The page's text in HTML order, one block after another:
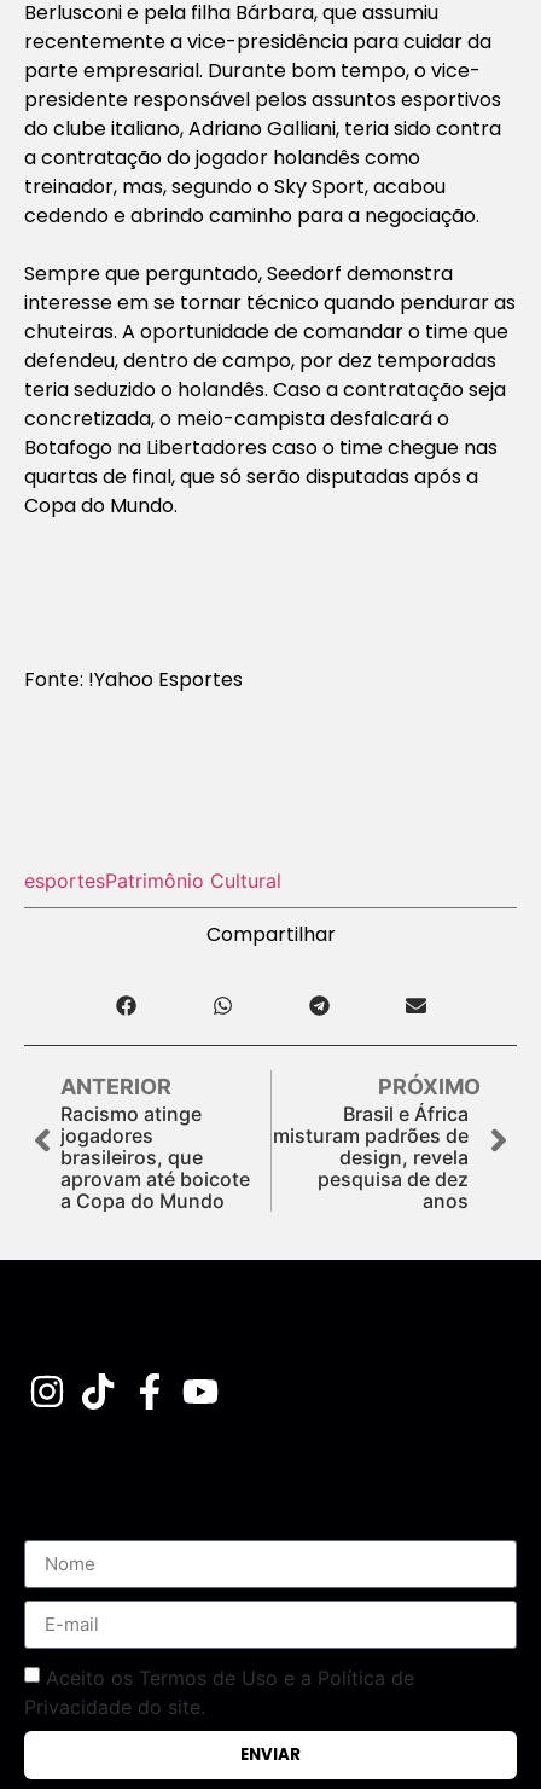
Berlusconi e pela filha Bárbara, que assumiu
recentemente a vice-presidência para cuidar da
parte empresarial. Durante bom tempo, o vice-
presidente responsável pelos assuntos esportivos
do clube italiano, Adriano Galliani, teria sido contra
a contratação do jogador holandês como
treinador, mas, segundo oSky Sport, acabou
cedendo e abrindo caminho para a negociação.
Sempre que perguntado, Seedorf demonstra
interesse em se tornar técnico quando pendurar as
chuteiras. A oportunidade de comandar o time que
defendeu, dentro de campo, por dez temporadas
teria seduzido o holandês. Caso a contratação seja
concretizada, o meio-campista desfalcará o
Botafogo na Libertadores caso o time chegue nas
quartas de final, que só serão disputadas após a
Copa do Mundo.
Fonte: !Yahoo Esportes
esportesPatrimônio Cultural
Compartilhar
ANTERIOR
Racismo atinge
jogadores
brasileiros, que
aprovam até boicote
a Copa do Mundo
PRÓXIMO
Brasil e África
misturam padrões de
design, revela
pesquisa de dez
anos
Aceito os Termos de Uso e a Política de
Privacidade do site.
ENVIAR